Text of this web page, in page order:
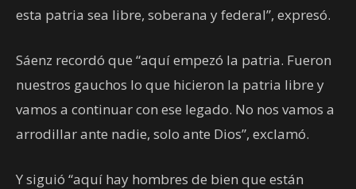
esta patria sea libre, soberana y federal”, expresó.
Sáenz recordó que “aquí empezó la patria. Fueron
nuestros gauchos lo que hicieron la patria libre y
vamos a continuar con ese legado. No nos vamos a
arrodillar ante nadie, solo ante Dios”, exclamó.
Y siguió “aquí hay hombres de bien que están